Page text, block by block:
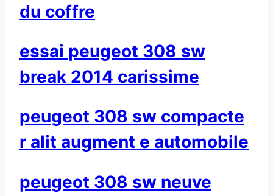
du coffre
essai peugeot 308 sw
break 2014 carissime
peugeot 308 sw compacte
r alit augment e automobile
peugeot 308 sw neuve